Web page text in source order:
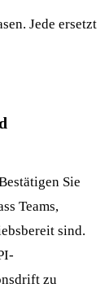
Jede ersetzt
Sie
Teams,
sind.
zu